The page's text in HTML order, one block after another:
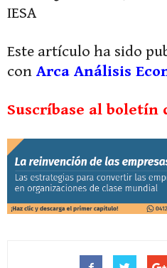
IESA
Este artículo ha sido
con Arca Análisis
Suscríbase al boletín